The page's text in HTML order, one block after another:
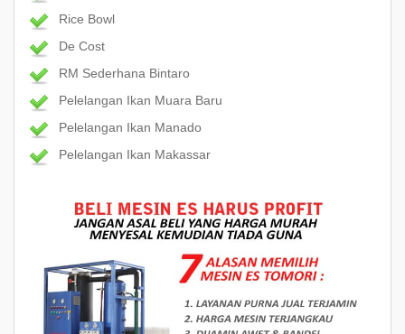
Rice Bowl
De Cost
RM Sederhana Bintaro
Pelelangan Ikan Muara Baru
Pelelangan Ikan Manado
Pelelangan Ikan Makassar